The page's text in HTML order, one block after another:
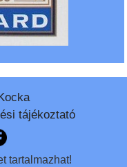
tájékoztató
tartalmazhat!